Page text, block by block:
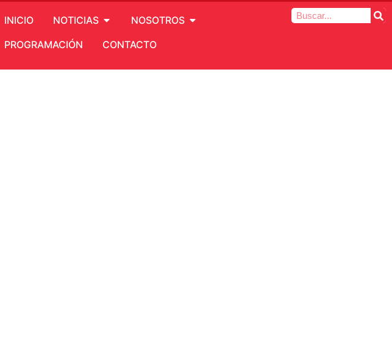
INICIO NOTICIAS
NOSOTROS
PROGRAMACIÓN
CONTACTO